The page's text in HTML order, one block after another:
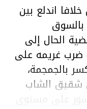
اندلع بين
بالسوق
الحال إلى
ضرب غريمه على
بالجمجمة،
شقيق الشاب
على مستوى